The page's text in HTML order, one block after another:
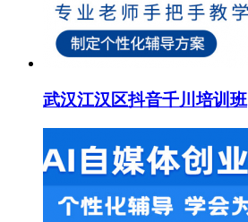
武汉江汉区抖音千川培训班